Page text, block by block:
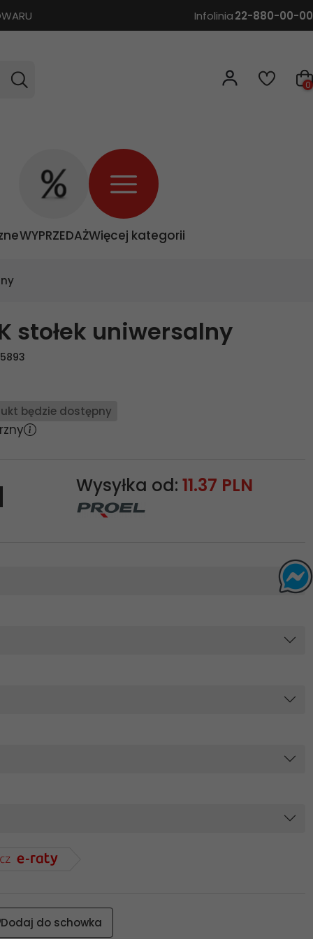
Infolinia22-880-00-00
0
WYPRZEDAŻWięcej kategorii
stołek uniwersalny
będzie dostępny
Wysyłka od: 11.37 PLN
Dodaj do schowka